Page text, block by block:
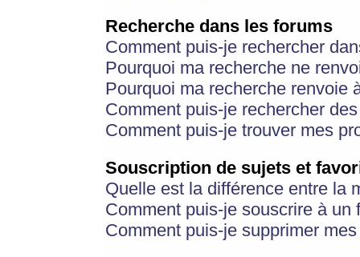
Recherche dans les forums
Comment puis-je rechercher
Pourquoi ma recherche ne
Pourquoi ma recherche renvoie
Comment puis-je rechercher
Comment puis-je trouver mes
Souscription de sujets et
Quelle est la différence entre la
Comment puis-je souscrire à
Comment puis-je supprimer